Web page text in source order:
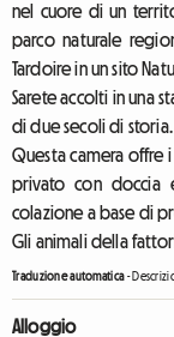
nel cuore di un
parco naturale
Tardoire in un sito
Sarete accolti in una
di due secoli di storia.
Questa camera offre
privato con doccia
colazione a base di
Gli animali della
Traduzione automatica-
Alloggio